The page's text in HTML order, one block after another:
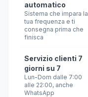
automatico
Sistema che impara la
tua frequenza e ti
consegna prima che
finisca
Servizio clienti 7
giorni su 7
Lun-Dom dalle 7:00
alle 22:00, anche
WhatsApp